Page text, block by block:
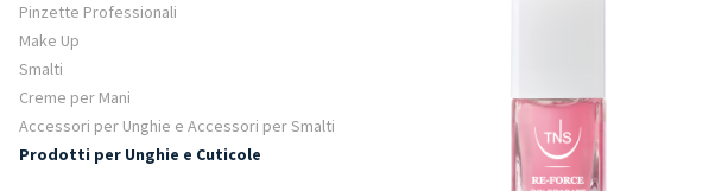
Pinzette Professionali
Make Up
Smalti
Creme per Mani
Accessori per Unghie e Accessori per Smalti
Prodotti per Unghie e Cuticole